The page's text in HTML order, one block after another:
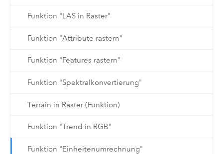
Funktion "LAS in Raster"
Funktion "Attribute rastern"
Funktion "Features rastern"
Funktion "Spektralkonvertierung"
Terrain in Raster (Funktion)
Funktion "Trend in RGB"
Funktion "Einheitenumrechnung"